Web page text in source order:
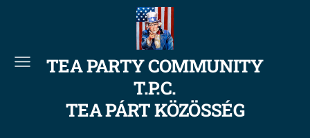
TEA PARTY COMMUNITY
T.P.C.
TEA PÁRT KÖZÖSSÉG